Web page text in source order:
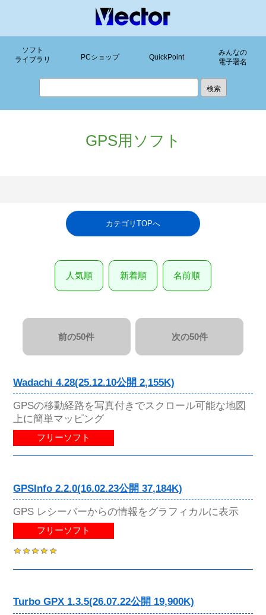
ソフト
ライブラリ
PCショップ QuickPoint
みんなの
電子署名
GPS用ソフト
カテゴリTOPへ
人気順 新着順 名前順
前の50件 次の50件
Wadachi 4.28(25.12.10公開 2,155K)
GPSの移動経路を写真付きでスクロール可能な地図
上に簡単マッピング
フリーソフト
GPSInfo 2.2.0(16.02.23公開 37,184K)
GPS レシーバーからの情報をグラフィカルに表示
フリーソフト
Turbo GPX 1.3.5(26.07.22公開 19,900K)